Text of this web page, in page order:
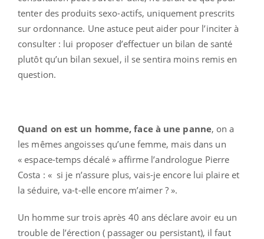
tenter des produits sexo-actifs, uniquement prescrits
sur ordonnance. Une astuce peut aider pour l’inciter à
consulter : lui proposer d’effectuer un bilan de santé
plutôt qu’un bilan sexuel, il se sentira moins remis en
question.
Quand on est un homme, face à une panne, on a
les mêmes angoisses qu’une femme, mais dans un
« espace-temps décalé » affirme l’andrologue Pierre
Costa : « si je n’assure plus, vais-je encore lui plaire et
la séduire, va-t-elle encore m’aimer ? ».
Un homme sur trois après 40 ans déclare avoir eu un
trouble de l’érection ( passager ou persistant), il faut